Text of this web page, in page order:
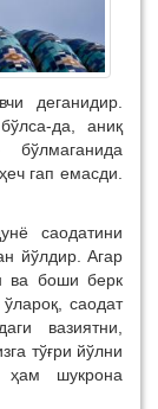
деганидир.
да, аниқ
гап емасди.
саодатини
йўлдир. Aгар
ва боши берк
саодат
вазиятни,
тўғри йўлни
ҳам шукрона